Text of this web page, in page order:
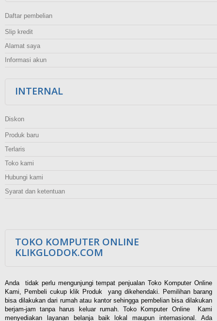
Daftar pembelian
Slip kredit
Alamat saya
Informasi akun
INTERNAL
Diskon
Produk baru
Terlaris
Toko kami
Hubungi kami
Syarat dan ketentuan
TOKO KOMPUTER ONLINE
KLIKGLODOK.COM
Anda tidak perlu mengunjungi tempat penjualan Toko Komputer Online
Kami, Pembeli cukup klik Produk yang dikehendaki. Pemilihan barang
bisa dilakukan dari rumah atau kantor sehingga pembelian bisa dilakukan
berjam-jam tanpa harus keluar rumah. Toko Komputer Online Kami
menyediakan layanan belanja baik lokal maupun internasional. Ada